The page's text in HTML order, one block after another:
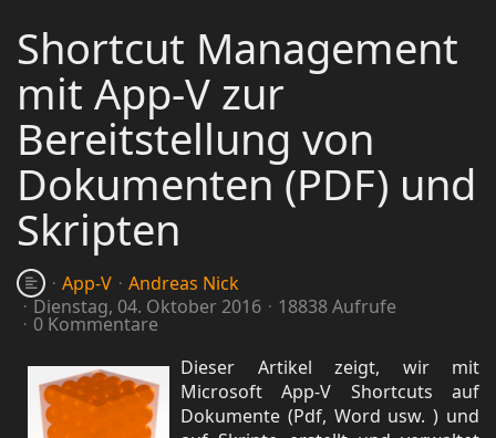
Shortcut Management
mit App-V zur
Bereitstellung von
Dokumenten (PDF) und
Skripten
App-V
Andreas Nick
Dienstag, 04. Oktober 2016
18838 Aufrufe
0 Kommentare
Dieser Artikel zeigt, wir mit
Microsoft App-V Shortcuts auf
Dokumente (Pdf, Word usw. ) und